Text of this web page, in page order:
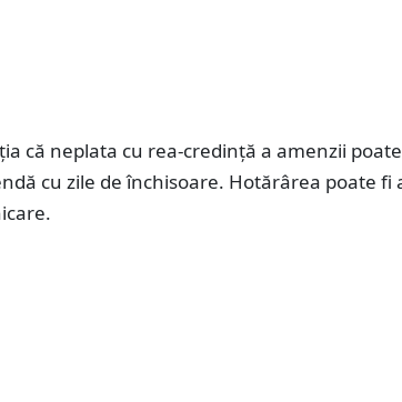
că neplata cu rea-credință a amenzii
cu zile de închisoare. Hotărârea poate fi